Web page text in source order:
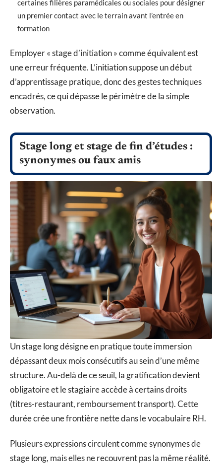
certaines filières paramédicales ou sociales pour désigner
un premier contact avec le terrain avant l’entrée en
formation
Employer « stage d’initiation » comme équivalent est
une erreur fréquente. L’initiation suppose un début
d’apprentissage pratique, donc des gestes techniques
encadrés, ce qui dépasse le périmètre de la simple
observation.
Stage long et stage de fin d’études :
synonymes ou faux amis
Un stage long désigne en pratique toute immersion
dépassant deux mois consécutifs au sein d’une même
structure. Au-delà de ce seuil, la gratification devient
obligatoire et le stagiaire accède à certains droits
(titres-restaurant, remboursement transport). Cette
durée crée une frontière nette dans le vocabulaire RH.
Plusieurs expressions circulent comme synonymes de
stage long, mais elles ne recouvrent pas la même réalité.